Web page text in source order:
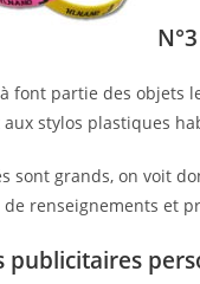
font partie des objets
stylos plastiques
sont grands, on voit
renseignements et
publicitaires